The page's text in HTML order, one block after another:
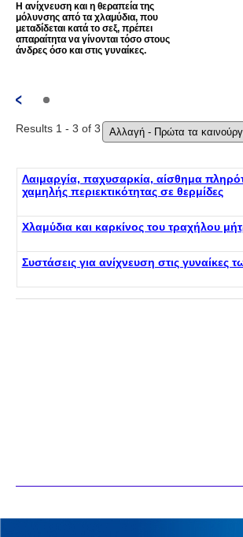
Η ανίχνευση και η θεραπεία της
μόλυνσης από τα χλαμύδια, που
μεταδίδεται κατά το σεξ, πρέπει
απαραίτητα να γίνονται τόσο στους
άνδρες όσο και στις γυναίκες.
Results 1 - 3 of 3
Λαιμαργία, παχυσαρκία, αίσθημα
χαμηλής περιεκτικότητας σε θερμίδες
Χλαμύδια και καρκίνος του τραχήλου
Συστάσεις για ανίχνευση στις γυναίκες